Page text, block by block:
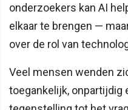
onderzoekers kan AI
elkaar te brengen —
over de rol van
Veel mensen wenden
toegankelijk, onpartijdig